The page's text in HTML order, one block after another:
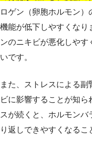
ロゲン（卵胞ホルモン
機能が低下しやすくなり
ンのニキビが悪化しや
いです。
また、ストレスによる
ビに影響することが知
スが続くと、ホルモン
り返しできやすくなるこ